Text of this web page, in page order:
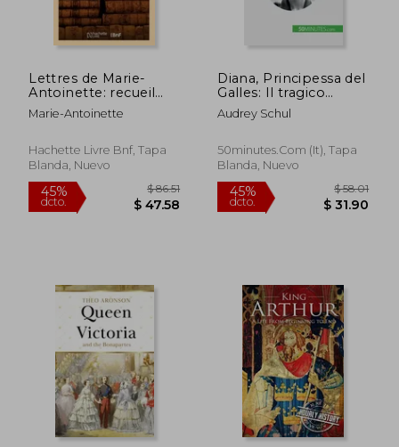
45%
dcto. $ 53.50
45%
dcto.
Lettres de Marie-
Antoinette: recueil
des lettres
authentiques de la
1896) (en Francés)
Marie-Antoinette
Hachette Livre Bnf, Tapa
Blanda, Nuevo
Diana, Principessa del
Galles: Il tragico
destino della
fidanzata della
Audrey Schul
50minutes.com (It), Tapa
Blanda, Nuevo